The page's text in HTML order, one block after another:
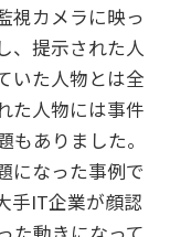
視カメラに映っ
、提示された人
いた人物とは全
た人物には事件
ありました。
になった事例で
手IT企業が顔認